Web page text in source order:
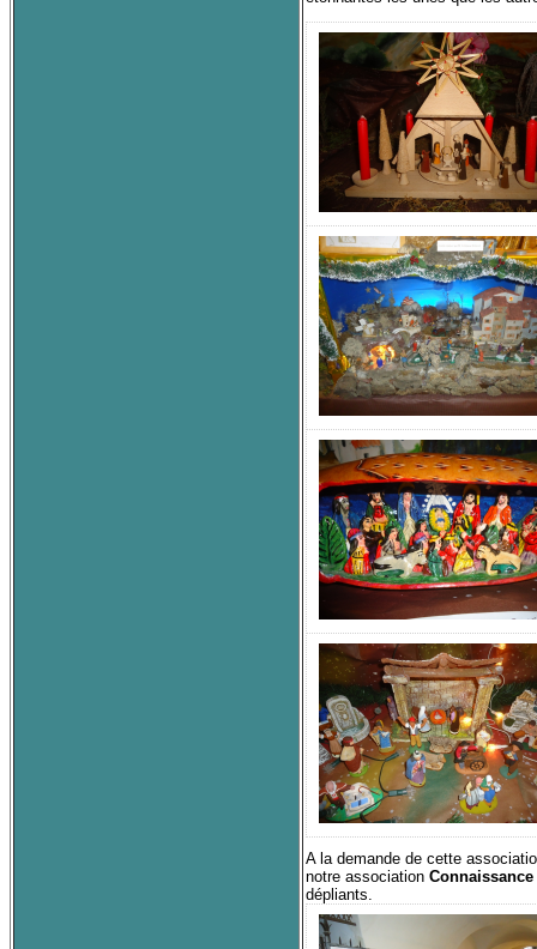
A la demande de cette
notre association
dépliants.